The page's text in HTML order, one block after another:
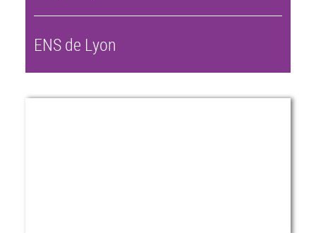
ENS de Lyon